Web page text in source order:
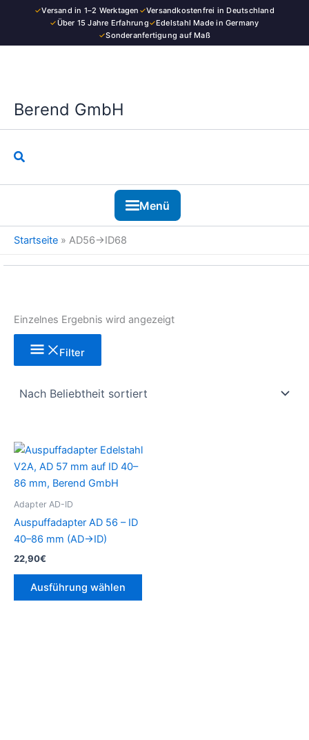
✓Versand in 1–2 Werktagen ✓Versandkostenfrei in Deutschland
✓Über 15 Jahre Erfahrung✓Edelstahl Made in Germany
✓Sonderanfertigung auf Maß
Berend GmbH
Suchen
Menü
Startseite » AD56→ID68
Einzelnes Ergebnis wird angezeigt
Filter
Adapter AD-ID
Auspuffadapter AD 56 – ID
40–86 mm (AD→ID)
22,90€
Ausführung wählen
Dieses
auf
Kategorie